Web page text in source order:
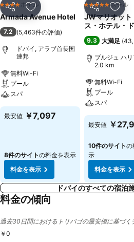
シェア お気に入りに追加
4 ホテルのランク
ホテル
Armada Avenue Hotel
7.2 (5,463件の評価)
ドバイ, アラブ首長国
連邦
無料Wi-Fi
プール
スパ
最安値 ￥7,097
8件のサイトの料金を表示
料金を表示
シェア お気
5 ホテルのランク
ホテル
JWマリオット
ス・ホテル・
9.3 大満足 (
ブルジュ ハ
2.0 km
無料Wi-Fi
プール
スパ
最安値 ￥
10件のサイトの
示
料金を表示
ドバイのすべての宿泊
料金の傾向
過去30日間におけるトリバゴの最安値に基づく
￥0